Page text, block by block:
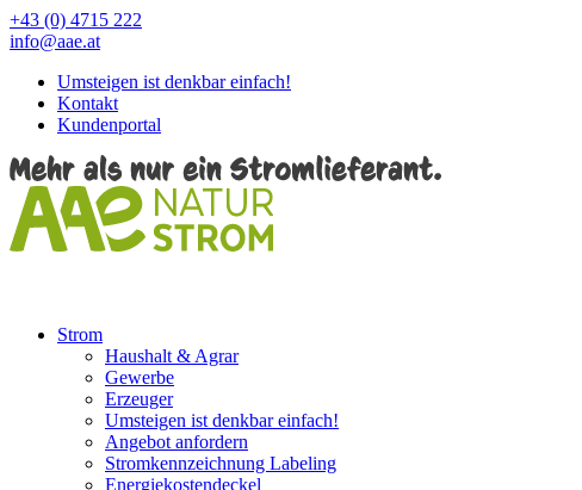
+43 (0) 4715 222
info@aae.at
Umsteigen ist denkbar einfach!
Kontakt
Kundenportal
Strom
Haushalt & Agrar
Gewerbe
Erzeuger
Umsteigen ist denkbar einfach!
Angebot anfordern
Stromkennzeichnung Labeling
Energiekostendeckel